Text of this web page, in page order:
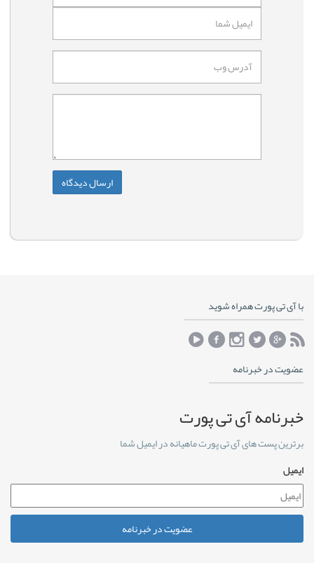
با آی تی پورت همراه شوید
عضویت در خبرنامه
خبرنامه آی تی پورت
برترین پست های آی تی پورت ماهیانه در ایمیل شما
ایمیل
عضویت در خبرنامه